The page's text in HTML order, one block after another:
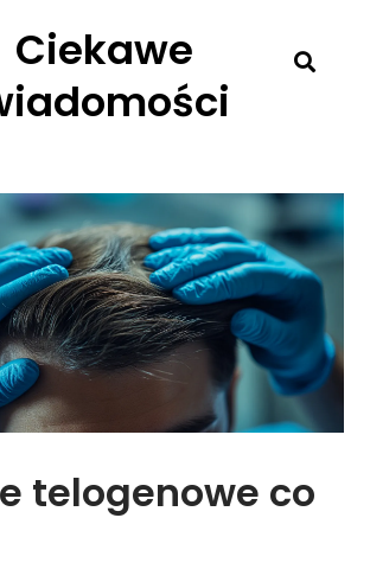
Ciekawe
telogenowe co